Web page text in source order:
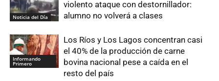
Noticia del Día
violento ataque con destornillador:
alumno no volverá a clases
Informando
Primero
Los Ríos y Los Lagos concentran casi
el 40% de la producción de carne
bovina nacional pese a caída en el
resto del país